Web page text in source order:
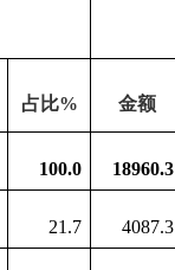
占比% 金额
100.0 18960.3
21.7 4087.3